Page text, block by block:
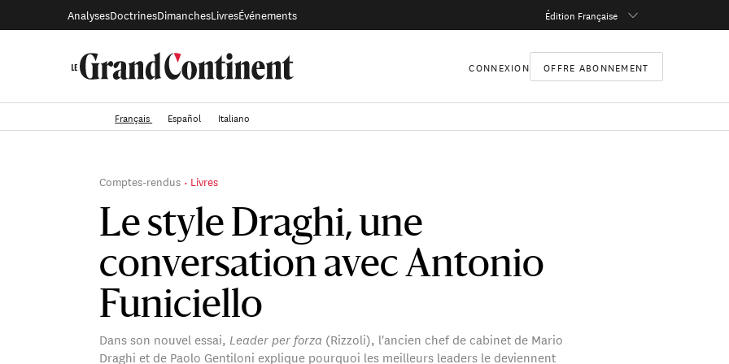
AnalysesDoctrinesDimanchesLivresÉvénements Édition Française
CONNEXION OFFRE ABONNEMENT
Français Español Italiano
Le style Draghi, une
conversation avec Antonio
Funiciello
Dans son nouvel essai,Leader per forza (Rizzoli), l'ancien chef de cabinet de Mario
Draghi et de Paolo Gentiloni explique pourquoi les meilleurs leaders le deviennent
Comptes-rendus Livres